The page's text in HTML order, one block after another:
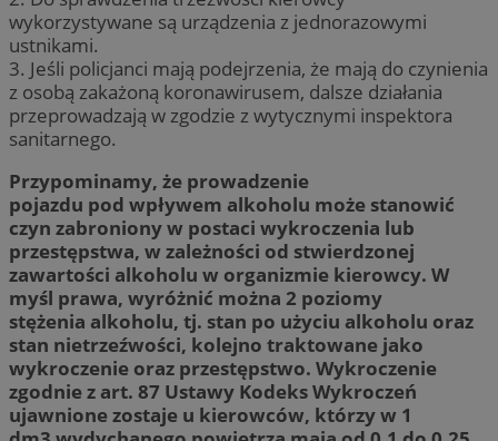
wykorzystywane są urządzenia z jednorazowymi
ustnikami.
3. Jeśli policjanci mają podejrzenia, że mają do czynienia
z osobą zakażoną koronawirusem, dalsze działania
przeprowadzają w zgodzie z wytycznymi inspektora
sanitarnego.
Przypominamy, że prowadzenie
pojazdu pod wpływem alkoholu może stanowić
czyn zabroniony w postaci wykroczenia lub
przestępstwa, w zależności od stwierdzonej
zawartości alkoholu w organizmie kierowcy. W
myśl prawa, wyróżnić można 2 poziomy
stężenia alkoholu, tj. stan po użyciu alkoholu oraz
stan nietrzeźwości, kolejno traktowane jako
wykroczenie oraz przestępstwo. Wykroczenie
zgodnie z art. 87 Ustawy Kodeks Wykroczeń
ujawnione zostaje u kierowców, którzy w 1